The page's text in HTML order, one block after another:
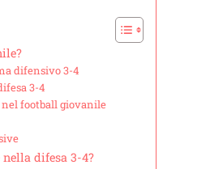
difensivo 3-4
3-4
football giovanile
difesa 3-4?